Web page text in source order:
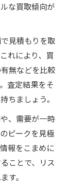
な買取傾向が
見積もりを取
れにより、買
無などを比較
査定結果をそ
ちましょう。
、需要が一時
ピークを見極
報をこまめに
ことで、リス
す。